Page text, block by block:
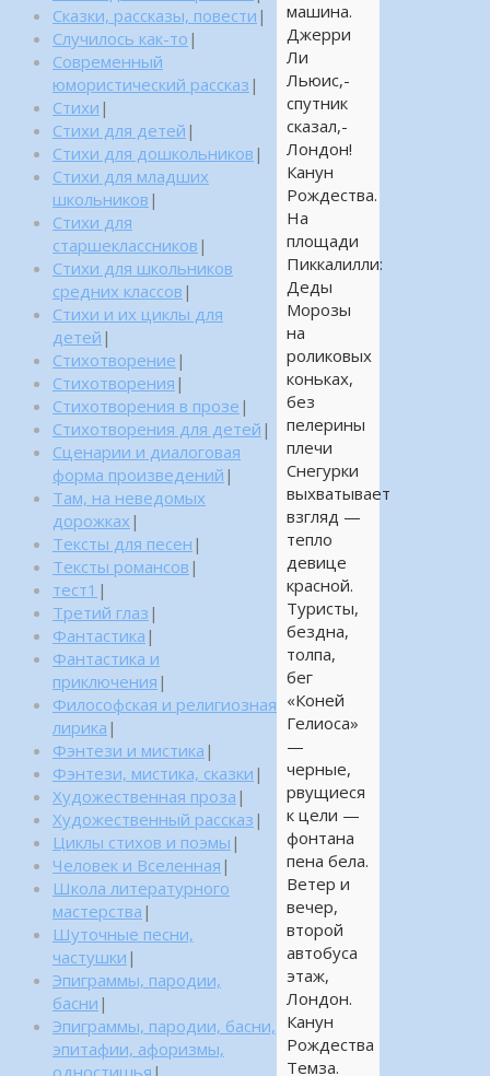
машина.
Джерри
Ли
Льюис,-
спутник
сказал,-
Лондон!
Канун
Рождества.
На
площади
Пиккалилли:
Деды
Морозы
на
роликовых
коньках,
без
пелерины
плечи
Снегурки
выхватывает
взгляд —
тепло
девице
красной.
Туристы,
бездна,
толпа,
бег
«Коней
Гелиоса»
—
черные,
рвущиеся
к цели —
фонтана
пена бела.
Ветер и
вечер,
второй
автобуса
этаж,
Лондон.
Канун
Рождества
Темза.
Сказки, рассказы, повести |
Случилось как-то |
Современный
юмористический рассказ |
Стихи |
Стихи для детей |
Стихи для дошкольников |
Стихи для младших
школьников |
Стихи для
старшеклассников |
Стихи для школьников
средних классов |
Стихи и их циклы для
детей |
Стихотворение |
Стихотворения |
Стихотворения в прозе |
Стихотворения для детей |
Сценарии и диалоговая
форма произведений |
Там, на неведомых
дорожках |
Тексты для песен |
Тексты романсов |
тест1 |
Третий глаз |
Фантастика |
Фантастика и
приключения |
Философская и религиозная
лирика |
Фэнтези и мистика |
Фэнтези, мистика, сказки |
Художественная проза |
Художественный рассказ |
Циклы стихов и поэмы |
Человек и Вселенная |
Школа литературного
мастерства |
Шуточные песни,
частушки |
Эпиграммы, пародии,
басни |
Эпиграммы, пародии, басни,
эпитафии, афоризмы,
одностишья |